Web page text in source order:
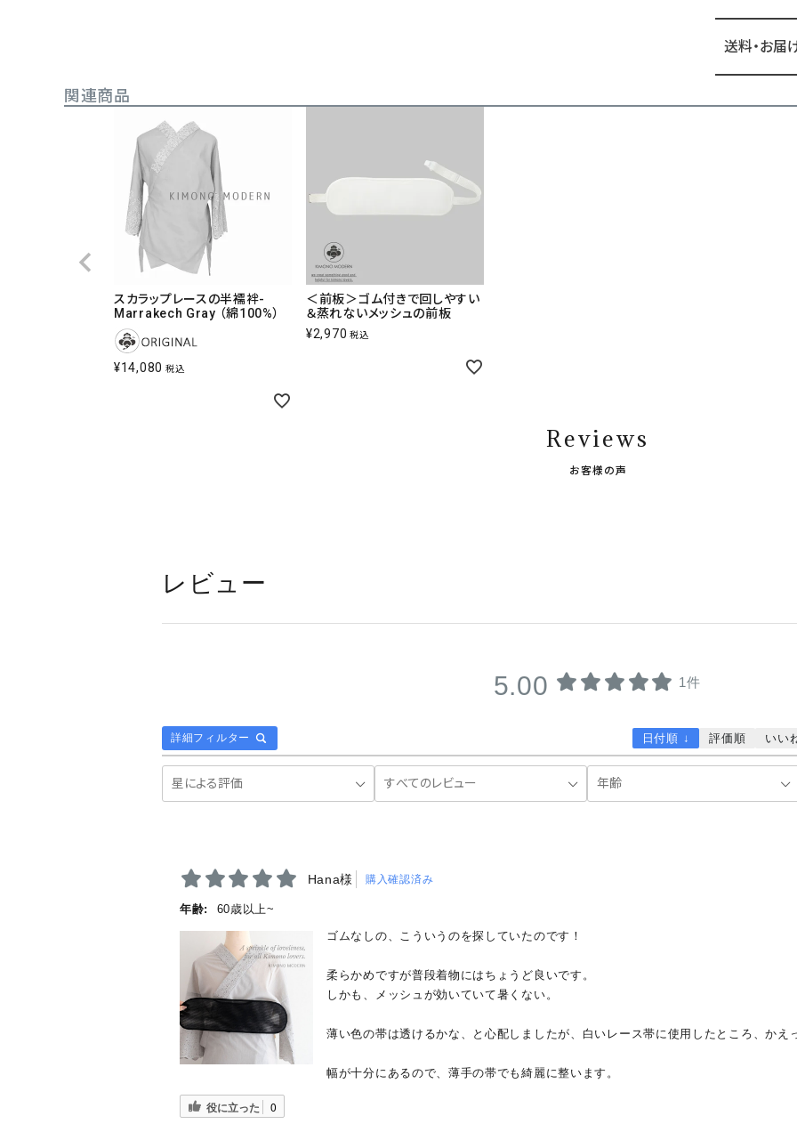
送料・お届
関連商品
スカラップレースの半襦袢-
Marrakech Gray （綿100%）
¥14,080 税込
＜前板＞ゴム付きで回しやすい
＆蒸れないメッシュの前板
¥2,970 税込
Reviews
お客様の声
レビュー
5.00 1件
詳細フィルター 日付順 ↓ 評価順 いい
Hana様 購入確認済み
年齢:
60歳以上~
ゴムなしの、こういうのを探していたのです！
柔らかめですが普段着物にはちょうど良いです。
しかも、メッシュが効いていて暑くない。
薄い色の帯は透けるかな、と心配しましたが、白いレース帯に使用したところ、かえ
幅が十分にあるので、薄手の帯でも綺麗に整います。
役に立った 0